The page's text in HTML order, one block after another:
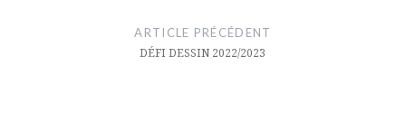
ARTICLE PRÉCÉDENT
DÉFI DESSIN 2022/2023